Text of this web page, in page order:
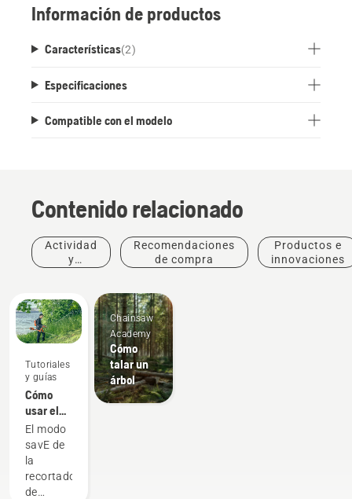
Información de productos
Características(2)
Especificaciones
Compatible con el modelo
Contenido relacionado
Actividad
y
Recomendaciones
de compra
Productos e
innovaciones
Tutoriales
y guías
Cómo
usar el
modo
savE en
tu
recortadora
de
El modo
savE de
la
recortadora
de
Chainsaw
Academy
Cómo
talar un
árbol